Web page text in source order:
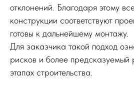
отклонений. Благодаря этому
конструкции соответствуют
готовы к дальнейшему монтажу.
Для заказчика такой подход
рисков и более предсказуемый
этапах строительства.